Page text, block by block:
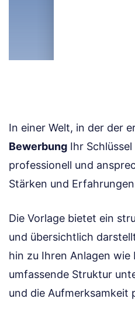
In einer Welt, in der der
Bewerbung Ihr
professionell und
Stärken und
Die Vorlage bietet ein
und übersichtlich
hin zu Ihren Anlagen wie
umfassende Struktur
und die Aufmerksamkeit